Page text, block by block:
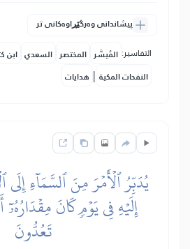
پیشاندانی وەرگێڕاوەکانی تر
التفاسير: المُيسَّر المختصر السعدي ابن
النفحات المكية | هدايات
يُدَبِّرُ ٱلۡأَمۡرَ مِنَ ٱلسَّمَآءِ
إِلَيۡهِ فِي يَوۡمٖ كَانَ
تَعُدُّونَ